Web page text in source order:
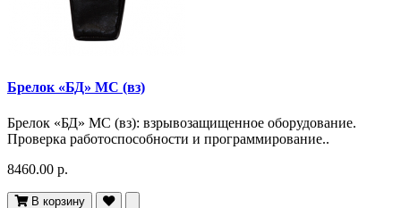
Брелок «БД» МС (вз)
Брелок «БД» МС (вз): взрывозащищенное оборудование.
Проверка работоспособности и программирование..
8460.00 р.
В корзину